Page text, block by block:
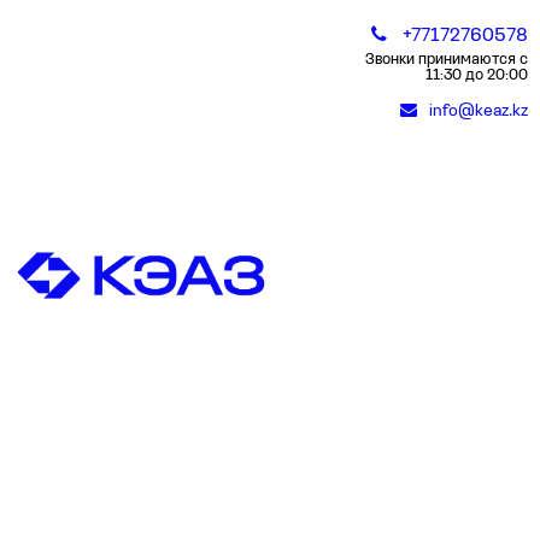
+77172760578
Звонки принимаются с
11:30 до 20:00
info@keaz.kz